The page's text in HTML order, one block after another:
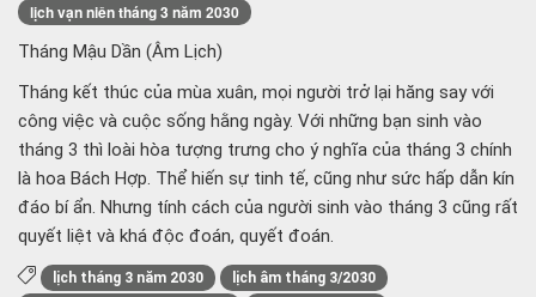
lịch vạn niên tháng 3 năm 2030
Tháng Mậu Dần (Âm Lịch)
Tháng kết thúc của mùa xuân, mọi người trở lại hăng say với
công việc và cuộc sống hằng ngày. Với những bạn sinh vào
tháng 3 thì loài hòa tượng trưng cho ý nghĩa của tháng 3 chính
là hoa Bách Hợp. Thể hiến sự tinh tế, cũng như sức hấp dẫn kín
đáo bí ẩn. Nhưng tính cách của người sinh vào tháng 3 cũng rất
quyết liệt và khá độc đoán, quyết đoán.
lịch tháng 3 năm 2030
lịch âm tháng 3/2030